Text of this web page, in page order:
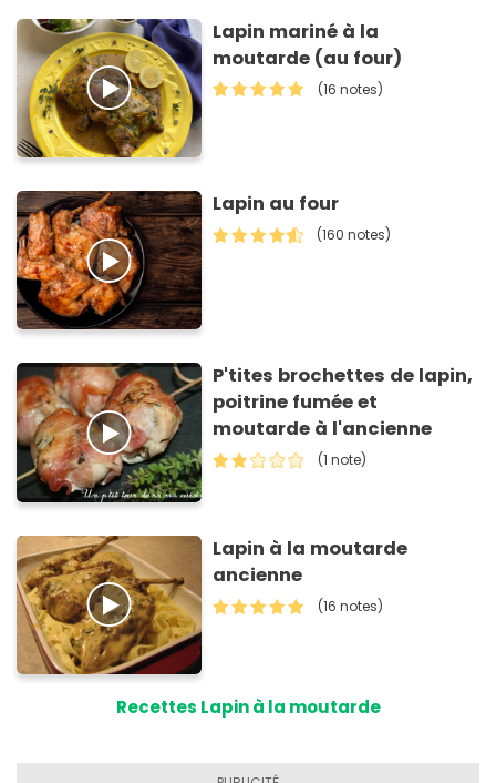
Lapin mariné à la
moutarde (au four)
(16 notes)
Lapin au four
(160 notes)
P'tites brochettes de lapin,
poitrine fumée et
moutarde à l'ancienne
(1 note)
Lapin à la moutarde
ancienne
(16 notes)
Recettes Lapin à la moutarde